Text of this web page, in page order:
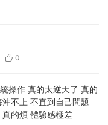
0
操作 真的太逆天了 真的
不上 不直到自己問題
的煩 體驗感極差